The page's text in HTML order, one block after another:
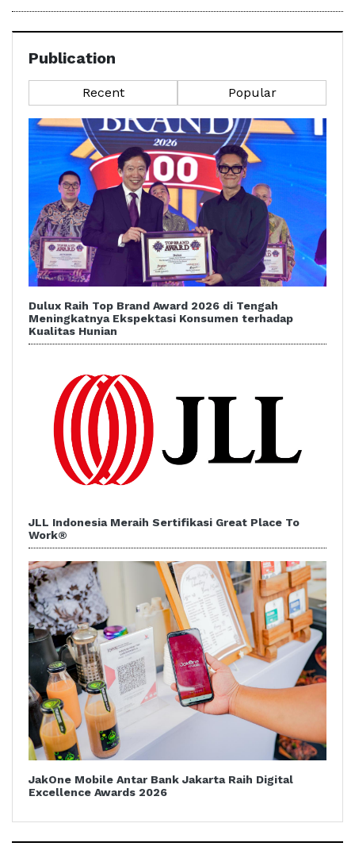
Publication
Recent Popular
Dulux Raih Top Brand Award 2026 di Tengah
Meningkatnya Ekspektasi Konsumen terhadap
Kualitas Hunian
JLL Indonesia Meraih Sertifikasi Great Place To
Work®
JakOne Mobile Antar Bank Jakarta Raih Digital
Excellence Awards 2026